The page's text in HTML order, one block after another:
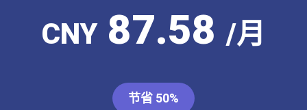
CNY87.58 /月
节省 50%